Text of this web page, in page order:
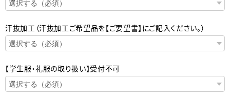
汗抜加工（汗抜加工ご希望品を【ご要望書】にご記入ください。）
【学生服・礼服の取り扱い】受付不可